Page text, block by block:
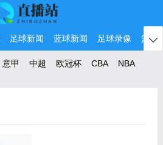
足球新闻 蓝球新闻 足球录像 篮球

意甲 中超 欧冠杯 CBA NBA